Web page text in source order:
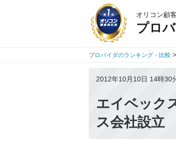
オリコン顧
プロ
プロバイダのランキング・比較 >
2012年10月10日 14時30
エイベック
ス会社設立